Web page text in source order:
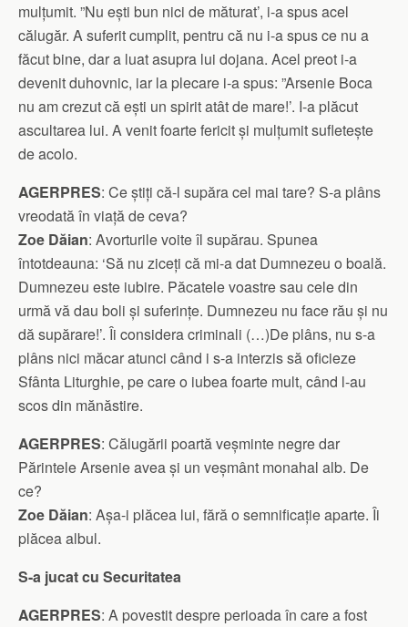
mulțumit. ”Nu ești bun nici de măturat’, i-a spus acel
călugăr. A suferit cumplit, pentru că nu i-a spus ce nu a
făcut bine, dar a luat asupra lui dojana. Acel preot i-a
devenit duhovnic, iar la plecare i-a spus: ”Arsenie Boca
nu am crezut că ești un spirit atât de mare!’. I-a plăcut
ascultarea lui. A venit foarte fericit și mulțumit sufletește
de acolo.
AGERPRES: Ce știți că-l supăra cel mai tare? S-a plâns
vreodată în viață de ceva?
Zoe Dăian: Avorturile voite îl supărau. Spunea
întotdeauna: ‘Să nu ziceți că mi-a dat Dumnezeu o boală.
Dumnezeu este iubire. Păcatele voastre sau cele din
urmă vă dau boli și suferințe. Dumnezeu nu face rău și nu
dă supărare!’. Îi considera criminali (…)De plâns, nu s-a
plâns nici măcar atunci când i s-a interzis să oficieze
Sfânta Liturghie, pe care o iubea foarte mult, când l-au
scos din mănăstire.
AGERPRES: Călugării poartă veșminte negre dar
Părintele Arsenie avea și un veșmânt monahal alb. De
ce?
Zoe Dăian: Așa-i plăcea lui, fără o semnificație aparte. Îi
plăcea albul.
S-a jucat cu Securitatea
AGERPRES: A povestit despre perioada în care a fost